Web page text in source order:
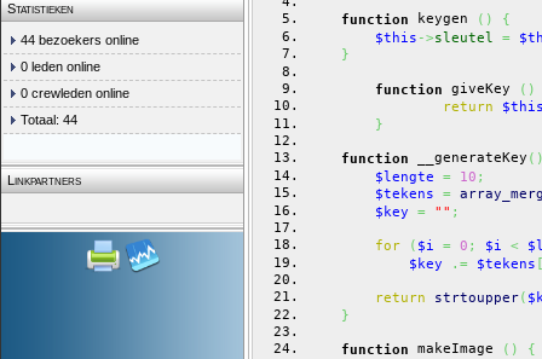
Statistieken
44 bezoekers online
0 leden online
0 crewleden online
Totaal: 44
Linkpartners
function keygen ( )
{
$this ->sleutel =
}
function giveKey ( )
return
}
function __generateKey (
$lengte
= 10 ;
$tekens
=
$key
= "" ;
for ( $i = 0 ; $i <
$key
.= $tekens
return strtoupper(
}
function makeImage ( )
{